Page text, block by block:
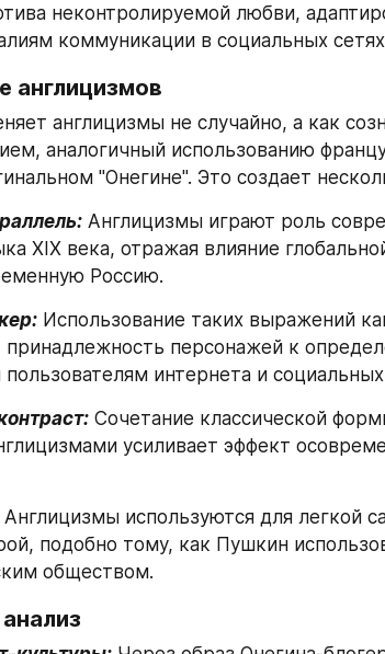
неконтролируемой любви,
коммуникации в социальных
англицизмов
англицизмы не случайно, а как
аналогичный использованию
"Онегине". Это создает
Англицизмы играют роль
XIX века, отражая влияние
Россию.
Использование таких выражений
принадлежность персонажей к
интернета и
Сочетание классической
усиливает эффект
Англицизмы используются для легкой
подобно тому, как Пушкин
обществом.